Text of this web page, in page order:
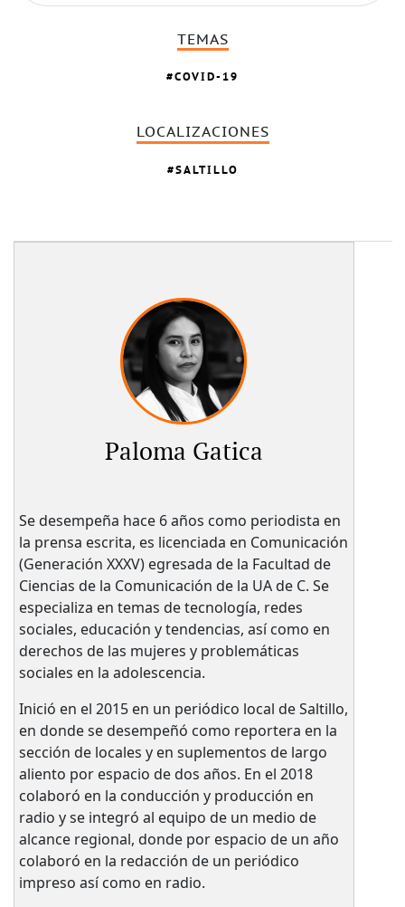
TEMAS
COVID-19
LOCALIZACIONES
SALTILLO
Paloma Gatica
Se desempeña hace 6 años como periodista en
la prensa escrita, es licenciada en Comunicación
(Generación XXXV) egresada de la Facultad de
Ciencias de la Comunicación de la UA de C. Se
especializa en temas de tecnología, redes
sociales, educación y tendencias, así como en
derechos de las mujeres y problemáticas
sociales en la adolescencia.
Inició en el 2015 en un periódico local de Saltillo,
en donde se desempeñó como reportera en la
sección de locales y en suplementos de largo
aliento por espacio de dos años. En el 2018
colaboró en la conducción y producción en
radio y se integró al equipo de un medio de
alcance regional, donde por espacio de un año
colaboró en la redacción de un periódico
impreso así como en radio.